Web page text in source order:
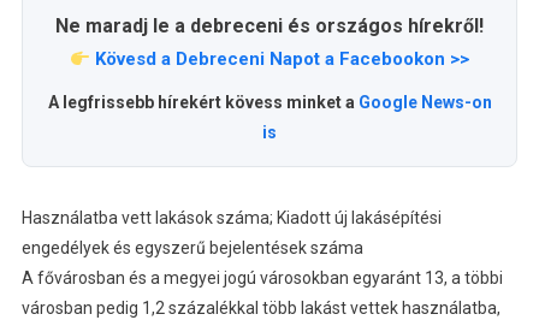
Ne maradj le a debreceni és országos hírekről!
Kövesd a Debreceni Napot a Facebookon >>
A legfrissebb hírekért kövess minket a Google News-on
is
Használatba vett lakások száma; Kiadott új lakásépítési
engedélyek és egyszerű bejelentések száma
A fővárosban és a megyei jogú városokban egyaránt 13, a többi
városban pedig 1,2 százalékkal több lakást vettek használatba,